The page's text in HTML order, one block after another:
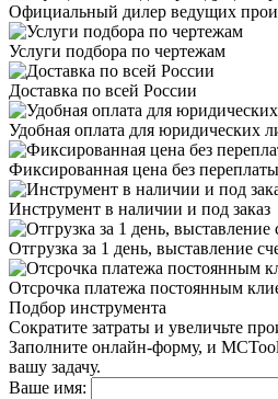
Официальный дилер ведущих
Услуги подбора по чертежам
Доставка по всей России
Удобная оплата для юридических
Фиксированная цена без
Инструмент в наличии и под заказ
Отгрузка за 1 день, выставление
Отсрочка платежа постоянным
Подбор инструмента
Сократите затраты и увеличьте
Заполните онлайн-форму, и
вашу задачу.
Ваше имя: